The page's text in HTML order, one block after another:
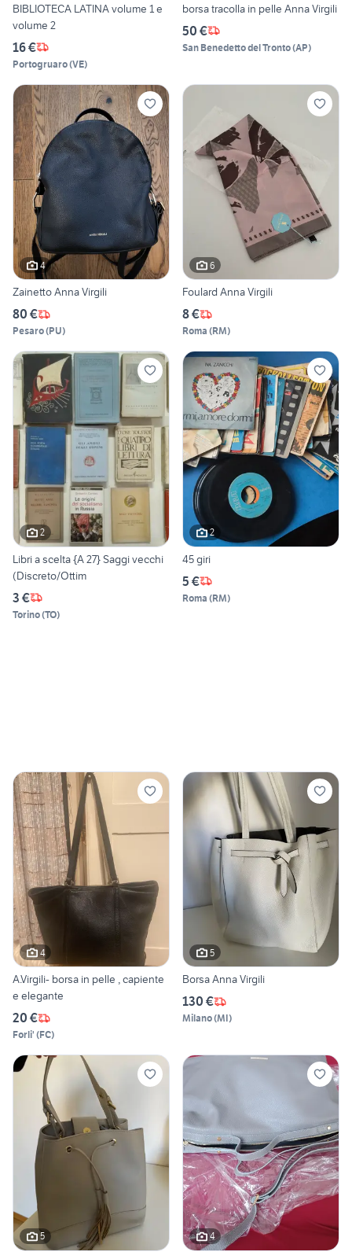
BIBLIOTECA LATINA volume 1 e
volume 2
16 €
Portogruaro(VE)
borsa tracolla in pelle Anna Virgili
50 €
San Benedetto del Tronto(AP)
4
Zainetto Anna Virgili
80 €
Pesaro(PU)
6
Foulard Anna Virgili
8 €
Roma (RM)
2
Libri a scelta {A 27} Saggi vecchi
(Discreto/Ottim
3 €
Torino(TO)
2
45 giri
5 €
Roma (RM)
4
A.Virgili- borsa in pelle , capiente
e elegante
20 €
Forli' (FC)
5
Borsa Anna Virgili
130 €
Milano(MI)
5 4